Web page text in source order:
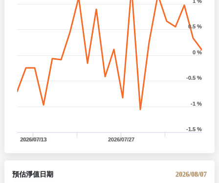
2026/07/13 2026/07/27
-1.5 %
-1 %
-0.5 %
0 %
0.5 %
預估淨值日期 2026/08/07